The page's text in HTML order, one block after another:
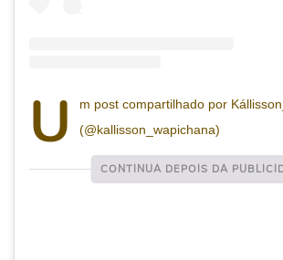
Um post compartilhado por
(@kallisson_wapichana)